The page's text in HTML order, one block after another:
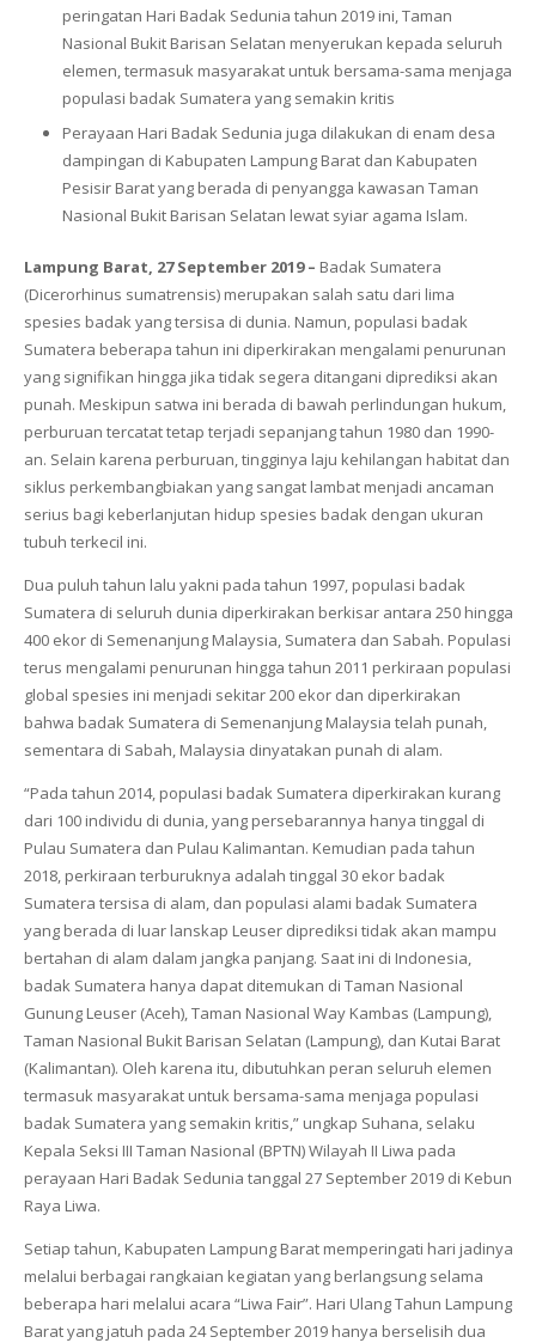
peringatan Hari Badak Sedunia tahun 2019 ini, Taman
Nasional Bukit Barisan Selatan menyerukan kepada seluruh
elemen, termasuk masyarakat untuk bersama-sama menjaga
populasi badak Sumatera yang semakin kritis
Perayaan Hari Badak Sedunia juga dilakukan di enam desa
dampingan di Kabupaten Lampung Barat dan Kabupaten
Pesisir Barat yang berada di penyangga kawasan Taman
Nasional Bukit Barisan Selatan lewat syiar agama Islam.
Lampung Barat, 27 September 2019 – Badak Sumatera
(Dicerorhinus sumatrensis) merupakan salah satu dari lima
spesies badak yang tersisa di dunia. Namun, populasi badak
Sumatera beberapa tahun ini diperkirakan mengalami penurunan
yang signifikan hingga jika tidak segera ditangani diprediksi akan
punah. Meskipun satwa ini berada di bawah perlindungan hukum,
perburuan tercatat tetap terjadi sepanjang tahun 1980 dan 1990-
an. Selain karena perburuan, tingginya laju kehilangan habitat dan
siklus perkembangbiakan yang sangat lambat menjadi ancaman
serius bagi keberlanjutan hidup spesies badak dengan ukuran
tubuh terkecil ini.
Dua puluh tahun lalu yakni pada tahun 1997, populasi badak
Sumatera di seluruh dunia diperkirakan berkisar antara 250 hingga
400 ekor di Semenanjung Malaysia, Sumatera dan Sabah. Populasi
terus mengalami penurunan hingga tahun 2011 perkiraan populasi
global spesies ini menjadi sekitar 200 ekor dan diperkirakan
bahwa badak Sumatera di Semenanjung Malaysia telah punah,
sementara di Sabah, Malaysia dinyatakan punah di alam.
“Pada tahun 2014, populasi badak Sumatera diperkirakan kurang
dari 100 individu di dunia, yang persebarannya hanya tinggal di
Pulau Sumatera dan Pulau Kalimantan. Kemudian pada tahun
2018, perkiraan terburuknya adalah tinggal 30 ekor badak
Sumatera tersisa di alam, dan populasi alami badak Sumatera
yang berada di luar lanskap Leuser diprediksi tidak akan mampu
bertahan di alam dalam jangka panjang. Saat ini di Indonesia,
badak Sumatera hanya dapat ditemukan di Taman Nasional
Gunung Leuser (Aceh), Taman Nasional Way Kambas (Lampung),
Taman Nasional Bukit Barisan Selatan (Lampung), dan Kutai Barat
(Kalimantan). Oleh karena itu, dibutuhkan peran seluruh elemen
termasuk masyarakat untuk bersama-sama menjaga populasi
badak Sumatera yang semakin kritis,” ungkap Suhana, selaku
Kepala Seksi III Taman Nasional (BPTN) Wilayah II Liwa pada
perayaan Hari Badak Sedunia tanggal 27 September 2019 di Kebun
Raya Liwa.
Setiap tahun, Kabupaten Lampung Barat memperingati hari jadinya
melalui berbagai rangkaian kegiatan yang berlangsung selama
beberapa hari melalui acara “Liwa Fair”. Hari Ulang Tahun Lampung
Barat yang jatuh pada 24 September 2019 hanya berselisih dua